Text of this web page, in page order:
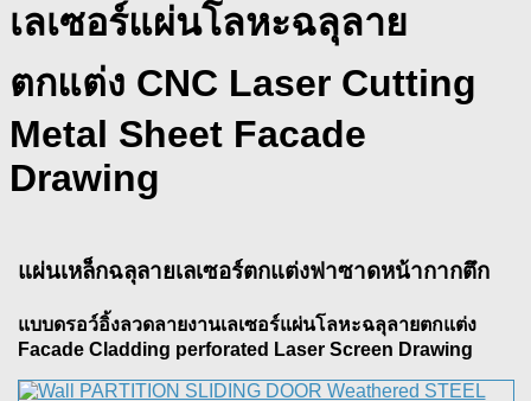
เลเซอร์แผ่นโลหะฉลุลาย
ตกแต่ง CNC Laser Cutting
Metal Sheet Facade
Drawing
แผ่นเหล็กฉลุลายเลเซอร์ตกแต่งฟาซาดหน้ากากตึก
แบบดรอว์อิ้งลวดลายงานเลเซอร์แผ่นโลหะฉลุลายตกแต่ง
Facade Cladding perforated Laser Screen Drawing